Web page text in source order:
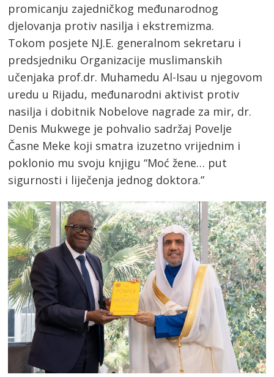
promicanju zajedničkog međunarodnog
djelovanja protiv nasilja i ekstremizma.
Tokom posjete NJ.E. generalnom sekretaru i
predsjedniku Organizacije muslimanskih
učenjaka prof.dr. Muhamedu Al-Isau u njegovom
uredu u Rijadu, međunarodni aktivist protiv
nasilja i dobitnik Nobelove nagrade za mir, dr.
Denis Mukwege je pohvalio sadržaj Povelje
Časne Meke koji smatra izuzetno vrijednim i
poklonio mu svoju knjigu “Moć žene… put
sigurnosti i liječenja jednog doktora.”